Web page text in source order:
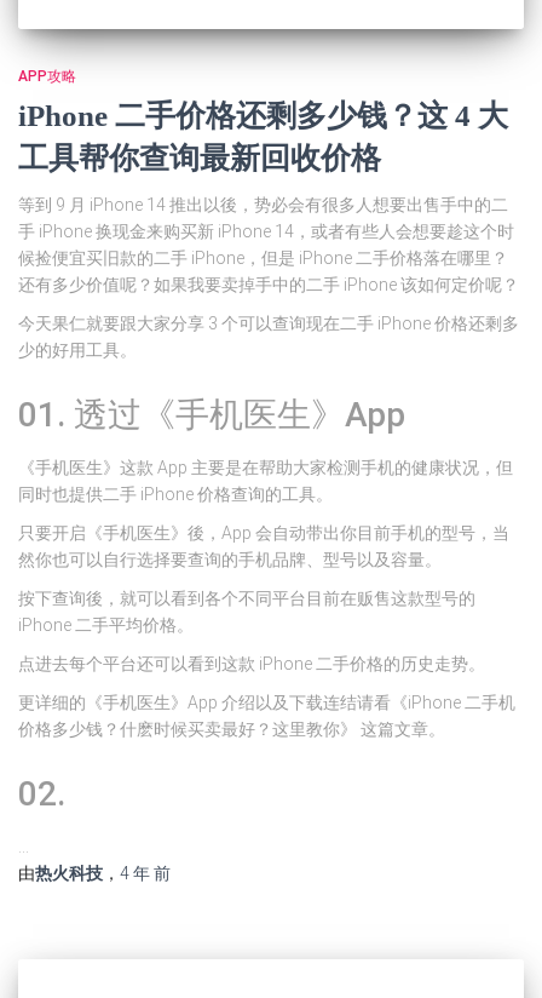
APP攻略
iPhone 二手价格还剩多少钱？这 4 大
工具帮你查询最新回收价格
等到 9 月 iPhone 14 推出以後，势必会有很多人想要出售手中的二
手 iPhone 换现金来购买新 iPhone 14，或者有些人会想要趁这个时
候捡便宜买旧款的二手 iPhone，但是 iPhone 二手价格落在哪里？
还有多少价值呢？如果我要卖掉手中的二手 iPhone 该如何定价呢？
今天果仁就要跟大家分享 3 个可以查询现在二手 iPhone 价格还剩多
少的好用工具。
01. 透过《手机医生》App
《手机医生》这款 App 主要是在帮助大家检测手机的健康状况，但
同时也提供二手 iPhone 价格查询的工具。
只要开启《手机医生》後，App 会自动带出你目前手机的型号，当
然你也可以自行选择要查询的手机品牌、型号以及容量。
按下查询後，就可以看到各个不同平台目前在贩售这款型号的
iPhone 二手平均价格。
点进去每个平台还可以看到这款 iPhone 二手价格的历史走势。
更详细的《手机医生》App 介绍以及下载连结请看《iPhone 二手机
价格多少钱？什麽时候买卖最好？这里教你》 这篇文章。
02.
由热火科技 ， 4 年前